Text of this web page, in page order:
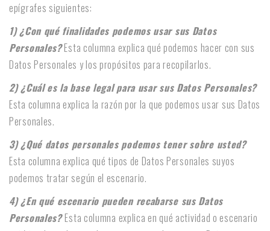
epígrafes siguientes:
1) ¿Con qué finalidades podemos usar sus Datos
Personales?Esta columna explica qué podemos hacer con sus
Datos Personales y los propósitos para recopilarlos.
2) ¿Cuál es la base legal para usar sus Datos Personales?
Esta columna explica la razón por la que podemos usar sus Datos
Personales.
3) ¿Qué datos personales podemos tener sobre usted?
Esta columna explica qué tipos de Datos Personales suyos
podemos tratar según el escenario.
4) ¿En qué escenario pueden recabarse sus Datos
Personales?Esta columna explica en qué actividad o escenario